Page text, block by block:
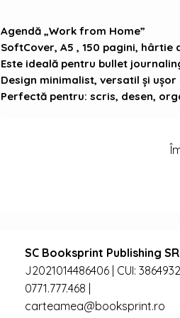
Agendă „Work from Home”
SoftCover, A5 , 150 pagini,
Este ideală pentru bullet
Design minimalist, versatil și
Perfectă pentru: scris, desen,
SC Booksprint Publishing
J2021014486406 | CUI:
0771.777.468 |
carteamea@booksprint.ro